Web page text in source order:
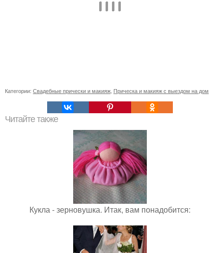
Категории: Свадебные прически и макияж Прическа и макияж с выездом на дом
Читайте также
Кукла - зерновушка. Итак, вам понадобится: